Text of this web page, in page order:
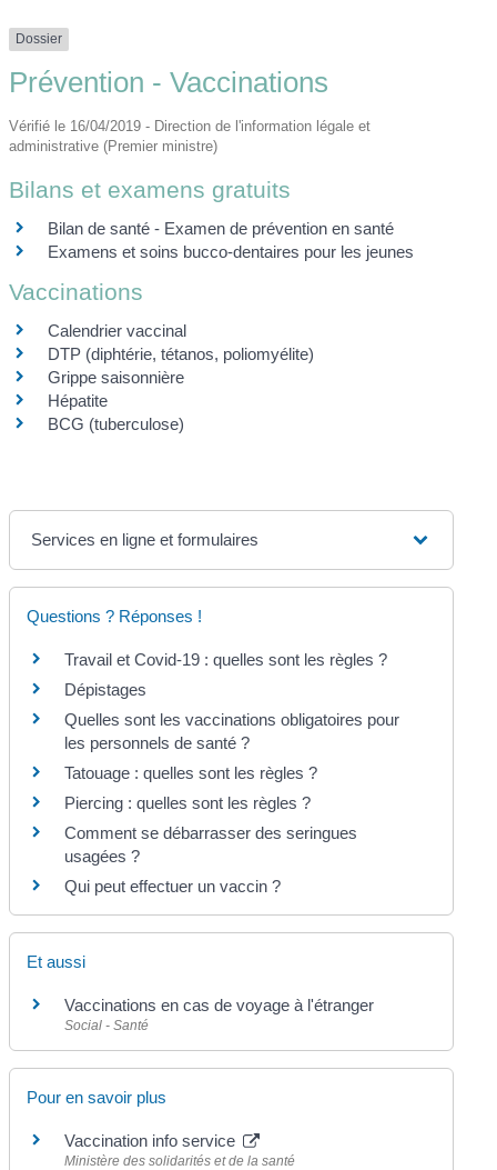
Dossier
Prévention - Vaccinations
Vérifié le 16/04/2019 - Direction de l'information légale et
administrative (Premier ministre)
Bilans et examens gratuits
Bilan de santé - Examen de prévention en santé
Examens et soins bucco-dentaires pour les jeunes
Vaccinations
Calendrier vaccinal
DTP (diphtérie, tétanos, poliomyélite)
Grippe saisonnière
Hépatite
BCG (tuberculose)
Services en ligne et formulaires
Questions ? Réponses !
Travail et Covid-19 : quelles sont les règles ?
Dépistages
Quelles sont les vaccinations obligatoires pour
les personnels de santé ?
Tatouage : quelles sont les règles ?
Piercing : quelles sont les règles ?
Comment se débarrasser des seringues
usagées ?
Qui peut effectuer un vaccin ?
Et aussi
Vaccinations en cas de voyage à l'étranger
Social - Santé
Pour en savoir plus
Vaccination info service
Ministère des solidarités et de la santé